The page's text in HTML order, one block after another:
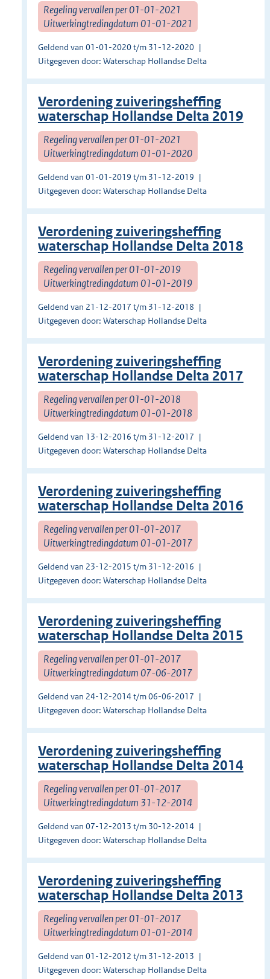
Regeling vervallen per 01-01-2021
Uitwerkingtredingdatum 01-01-2021
Geldend van 01-01-2020 t/m 31-12-2020
Uitgegeven door: Waterschap Hollandse Delta
Verordening zuiveringsheffing
waterschap Hollandse Delta 2019
Regeling vervallen per 01-01-2021
Uitwerkingtredingdatum 01-01-2020
Geldend van 01-01-2019 t/m 31-12-2019
Uitgegeven door: Waterschap Hollandse Delta
Verordening zuiveringsheffing
waterschap Hollandse Delta 2018
Regeling vervallen per 01-01-2019
Uitwerkingtredingdatum 01-01-2019
Geldend van 21-12-2017 t/m 31-12-2018
Uitgegeven door: Waterschap Hollandse Delta
Verordening zuiveringsheffing
waterschap Hollandse Delta 2017
Regeling vervallen per 01-01-2018
Uitwerkingtredingdatum 01-01-2018
Geldend van 13-12-2016 t/m 31-12-2017
Uitgegeven door: Waterschap Hollandse Delta
Verordening zuiveringsheffing
waterschap Hollandse Delta 2016
Regeling vervallen per 01-01-2017
Uitwerkingtredingdatum 01-01-2017
Geldend van 23-12-2015 t/m 31-12-2016
Uitgegeven door: Waterschap Hollandse Delta
Verordening zuiveringsheffing
waterschap Hollandse Delta 2015
Regeling vervallen per 01-01-2017
Uitwerkingtredingdatum 07-06-2017
Geldend van 24-12-2014 t/m 06-06-2017
Uitgegeven door: Waterschap Hollandse Delta
Verordening zuiveringsheffing
waterschap Hollandse Delta 2014
Regeling vervallen per 01-01-2017
Uitwerkingtredingdatum 31-12-2014
Geldend van 07-12-2013 t/m 30-12-2014
Uitgegeven door: Waterschap Hollandse Delta
Verordening zuiveringsheffing
waterschap Hollandse Delta 2013
Regeling vervallen per 01-01-2017
Uitwerkingtredingdatum 01-01-2014
Geldend van 01-12-2012 t/m 31-12-2013
Uitgegeven door: Waterschap Hollandse Delta